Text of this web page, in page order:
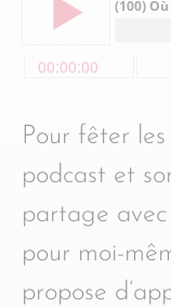
Pour fêter
podcast et
partage avec
pour moi-
propose